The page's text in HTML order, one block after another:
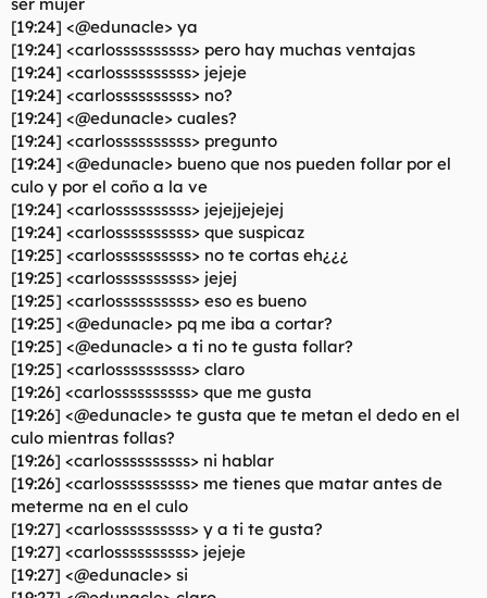
[19:24] <@edunacle> ya
[19:24] <carlossssssssss> pero hay muchas ventajas
[19:24] <carlossssssssss> jejeje
[19:24] <carlossssssssss> no?
[19:24] <@edunacle> cuales?
[19:24] <carlossssssssss> pregunto
[19:24] <@edunacle> bueno que nos pueden follar por el
culo y por el coño a la ve
[19:24] <carlossssssssss> jejejjejejej
[19:24] <carlossssssssss> que suspicaz
[19:25] <carlossssssssss> no te cortas eh¿¿¿
[19:25] <carlossssssssss> jejej
[19:25] <carlossssssssss> eso es bueno
[19:25] <@edunacle> pq me iba a cortar?
[19:25] <@edunacle> a ti no te gusta follar?
[19:25] <carlossssssssss> claro
[19:26] <carlossssssssss> que me gusta
[19:26] <@edunacle> te gusta que te metan el dedo en el
culo mientras follas?
[19:26] <carlossssssssss> ni hablar
[19:26] <carlossssssssss> me tienes que matar antes de
meterme na en el culo
[19:27] <carlossssssssss> y a ti te gusta?
[19:27] <carlossssssssss> jejeje
[19:27] <@edunacle> si